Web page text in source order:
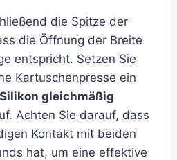
die Spitze der
die Öffnung der Breite
entspricht. Setzen Sie
Kartuschenpresse ein
Silikon gleichmäßig
Achten Sie darauf, dass
Kontakt mit beiden
hat, um eine effektive